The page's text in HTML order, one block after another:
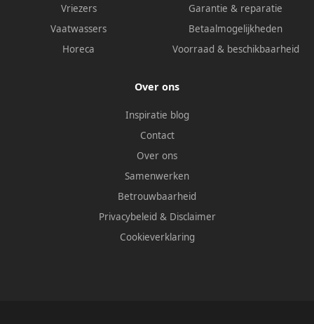
Vriezers
Vaatwassers
Horeca
Garantie & reparatie
Betaalmogelijkheden
Voorraad & beschikbaarheid
Over ons
Inspiratie blog
Contact
Over ons
Samenwerken
Betrouwbaarheid
Privacybeleid & Disclaimer
Cookieverklaring